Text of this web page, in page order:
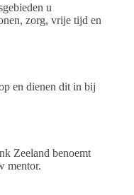
u
zorg, vrije tijd en
en dienen dit in bij
Zeeland benoemt
mentor.